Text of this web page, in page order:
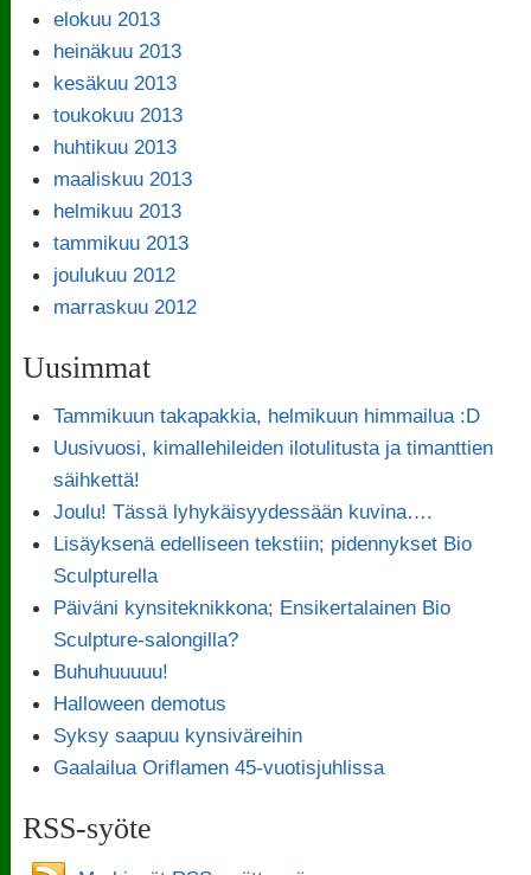
elokuu 2013
heinäkuu 2013
kesäkuu 2013
toukokuu 2013
huhtikuu 2013
maaliskuu 2013
helmikuu 2013
tammikuu 2013
joulukuu 2012
marraskuu 2012
Uusimmat
Tammikuun takapakkia, helmikuun himmailua :D
Uusivuosi, kimallehileiden ilotulitusta ja timanttien
säihkettä!
Joulu! Tässä lyhykäisyydessään kuvina….
Lisäyksenä edelliseen tekstiin; pidennykset Bio
Sculpturella
Päiväni kynsiteknikkona; Ensikertalainen Bio
Sculpture-salongilla?
Buhuhuuuuu!
Halloween demotus
Syksy saapuu kynsiväreihin
Gaalailua Oriflamen 45-vuotisjuhlissa
RSS-syöte